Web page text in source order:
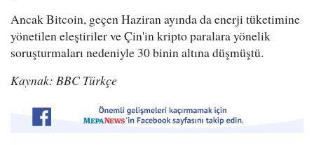
Ancak Bitcoin, geçen Haziran ayında da enerji tüketimine
yönetilen eleştiriler ve Çin'in kripto paralara yönelik
soruşturmaları nedeniyle 30 binin altına düşmüştü.
Kaynak: BBC Türkçe